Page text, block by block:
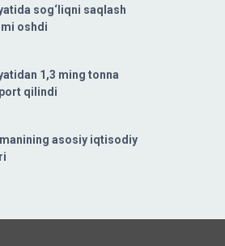
sog‘liqni saqlash
oshdi
1,3 ming tonna
qilindi
asosiy iqtisodiy